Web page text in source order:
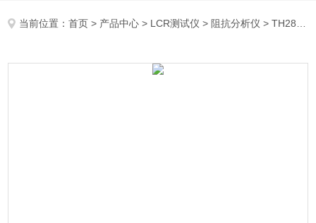
当前位置：首页 > 产品中心 > LCR测试仪 > 阻抗分析仪 > TH2851-080同惠精密阻抗分析仪